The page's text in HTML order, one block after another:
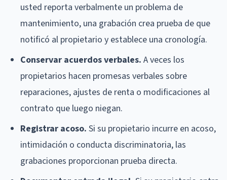
usted reporta verbalmente un problema de
mantenimiento, una grabación crea prueba de que
notificó al propietario y establece una cronología.
Conservar acuerdos verbales. A veces los
propietarios hacen promesas verbales sobre
reparaciones, ajustes de renta o modificaciones al
contrato que luego niegan.
Registrar acoso. Si su propietario incurre en acoso,
intimidación o conducta discriminatoria, las
grabaciones proporcionan prueba directa.